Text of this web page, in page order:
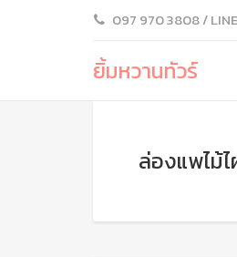
097 970 3808 /
ยิ้มหวานทัวร์
ล่องแพไม้